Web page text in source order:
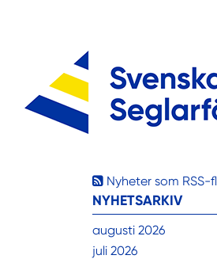
Nyheter som RSS-
NYHETSARKIV
augusti 2026
juli 2026